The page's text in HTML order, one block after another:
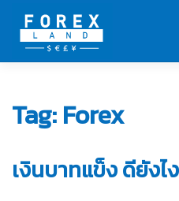
content
Tag:Forex
เงินบาทแข็ง ดียังไ